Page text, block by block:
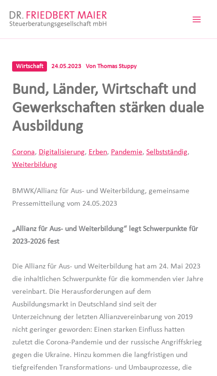
Inhalt
Wirtschaft 24.05.2023 Von Thomas Stuppy
Bund, Länder, Wirtschaft und
Gewerkschaften stärken duale
Ausbildung
Corona, Digitalisierung, Erben, Pandemie, Selbstständig,
Weiterbildung
BMWK/Allianz für Aus- und Weiterbildung, gemeinsame
Pressemitteilung vom 24.05.2023
„Allianz für Aus- und Weiterbildung“ legt Schwerpunkte für
2023-2026 fest
Die Allianz für Aus- und Weiterbildung hat am 24. Mai 2023
die inhaltlichen Schwerpunkte für die kommenden vier Jahre
vereinbart. Die Herausforderungen auf dem
Ausbildungsmarkt in Deutschland sind seit der
Unterzeichnung der letzten Allianzvereinbarung von 2019
nicht geringer geworden: Einen starken Einfluss hatten
zuletzt die Corona-Pandemie und der russische Angriffskrieg
gegen die Ukraine. Hinzu kommen die langfristigen und
tiefgreifenden Transformations- und Umbauprozesse, die